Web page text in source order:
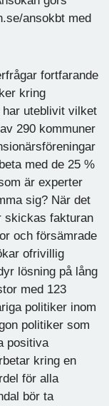
ansokbt med
fortfarande
kring
uteblivit vilket
290 kommuner
med de 25 %
är experter
sig? När det
skickas fakturan
och försämrade
ofrivillig
lösning på lång
med 123
politiker inom
politiker som
positiva
kring en
för alla
bör ta